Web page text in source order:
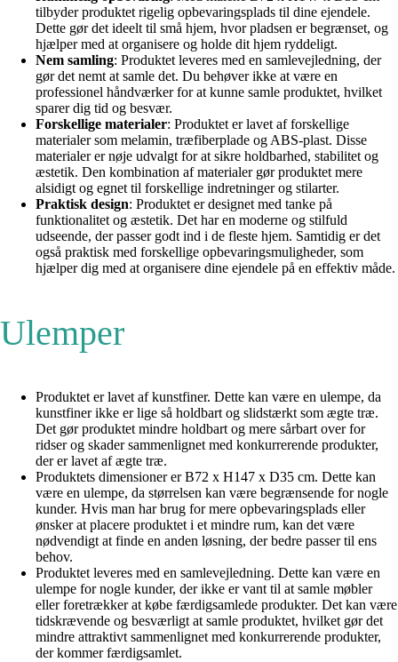
tilbyder produktet rigelig opbevaringsplads til dine ejendele.
Dette gør det ideelt til små hjem, hvor pladsen er begrænset, og
hjælper med at organisere og holde dit hjem ryddeligt.
Nem samling: Produktet leveres med en samlevejledning, der
gør det nemt at samle det. Du behøver ikke at være en
professionel håndværker for at kunne samle produktet, hvilket
sparer dig tid og besvær.
Forskellige materialer: Produktet er lavet af forskellige
materialer som melamin, træfiberplade og ABS-plast. Disse
materialer er nøje udvalgt for at sikre holdbarhed, stabilitet og
æstetik. Den kombination af materialer gør produktet mere
alsidigt og egnet til forskellige indretninger og stilarter.
Praktisk design: Produktet er designet med tanke på
funktionalitet og æstetik. Det har en moderne og stilfuld
udseende, der passer godt ind i de fleste hjem. Samtidig er det
også praktisk med forskellige opbevaringsmuligheder, som
hjælper dig med at organisere dine ejendele på en effektiv måde.
Ulemper
Produktet er lavet af kunstfiner. Dette kan være en ulempe, da
kunstfiner ikke er lige så holdbart og slidstærkt som ægte træ.
Det gør produktet mindre holdbart og mere sårbart over for
ridser og skader sammenlignet med konkurrerende produkter,
der er lavet af ægte træ.
Produktets dimensioner er B72 x H147 x D35 cm. Dette kan
være en ulempe, da størrelsen kan være begrænsende for nogle
kunder. Hvis man har brug for mere opbevaringsplads eller
ønsker at placere produktet i et mindre rum, kan det være
nødvendigt at finde en anden løsning, der bedre passer til ens
behov.
Produktet leveres med en samlevejledning. Dette kan være en
ulempe for nogle kunder, der ikke er vant til at samle møbler
eller foretrækker at købe færdigsamlede produkter. Det kan være
tidskrævende og besværligt at samle produktet, hvilket gør det
mindre attraktivt sammenlignet med konkurrerende produkter,
der kommer færdigsamlet.